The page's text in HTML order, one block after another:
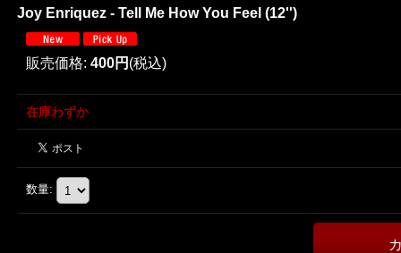
Joy Enriquez - Tell Me How You Feel (12'')
販売価格: 400円 (税込)
在庫わずか
数量: